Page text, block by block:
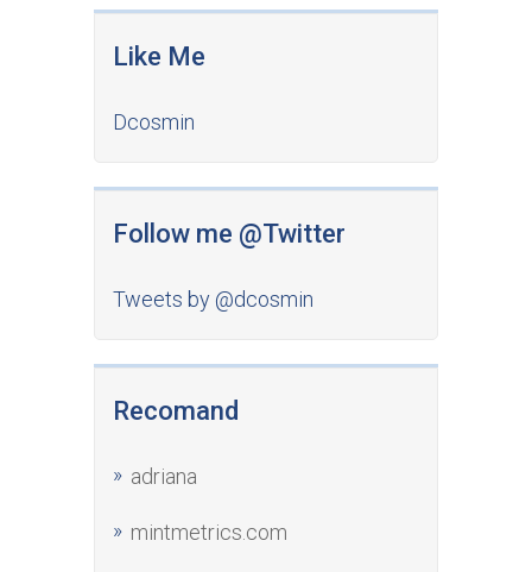
Like Me
Dcosmin
Follow me @Twitter
Tweets by @dcosmin
Recomand
adriana
mintmetrics.com